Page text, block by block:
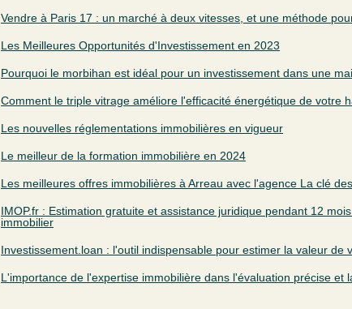
Vendre à Paris 17 : un marché à deux vitesses, et une méthode
Les Meilleures Opportunités d'Investissement en 2023
Pourquoi le morbihan est idéal pour un investissement dans une
Comment le triple vitrage améliore l'efficacité énergétique de votre
Les nouvelles réglementations immobilières en vigueur
Le meilleur de la formation immobilière en 2024
Les meilleures offres immobilières à Arreau avec l'agence La clé
IMOP.fr : Estimation gratuite et assistance juridique pendant 12
immobilier
Investissement.loan : l'outil indispensable pour estimer la valeur de
L'importance de l'expertise immobilière dans l'évaluation précise et